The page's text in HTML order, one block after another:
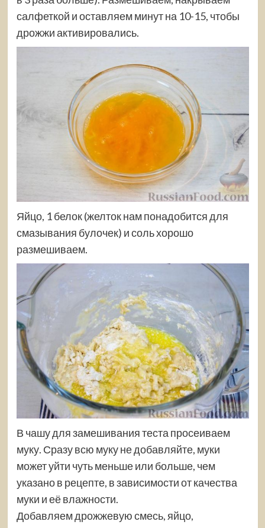
салфеткой и оставляем минут на 10-15, чтобы
дрожжи активировались.
Яйцо, 1 белок (желток нам понадобится для
смазывания булочек) и соль хорошо
размешиваем.
В чашу для замешивания теста просеиваем
муку. Сразу всю муку не добавляйте, муки
может уйти чуть меньше или больше, чем
указано в рецепте, в зависимости от качества
муки и её влажности.
Добавляем дрожжевую смесь, яйцо,